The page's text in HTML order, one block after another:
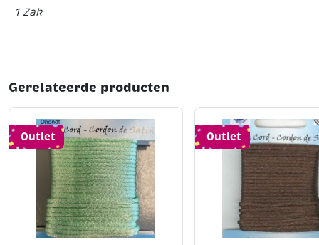
1 Zak
Gerelateerde producten
Outlet Outlet